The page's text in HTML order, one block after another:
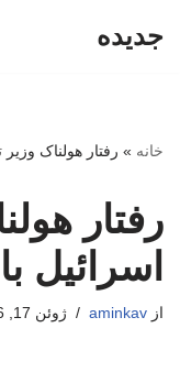
جدیده
خانه » رفتار هولناک
رفتار
اسرائیل
از aminkav ژوئن 17, 2026